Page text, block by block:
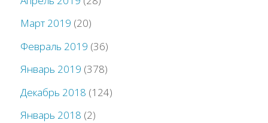
Март 2019 (20)
Февраль 2019 (36)
Январь 2019 (378)
Декабрь 2018 (124)
Январь 2018 (2)